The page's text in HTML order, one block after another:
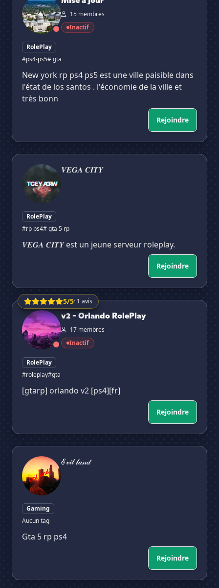
15 membres
Inactif
RolePlay
#ps4-ps5# gta
New york rp ps4 ps5 est une ville paisible dans
l'état de los santos . l'économie de la ville et
très bonn
Rejoindre
𝑽𝑬𝑮𝑨 𝑪𝑰𝑻𝒀
𝑽𝑬𝑮𝑨 𝑪𝑰𝑻𝒀
RolePlay
#rp ps4# gta 5 rp
𝑽𝑬𝑮𝑨 𝑪𝑰𝑻𝒀 est un jeune serveur roleplay.
Rejoindre
5/5· 1 avis
v2 - Orlando RolePlay
v2 - Orlando RolePlay
17 membres
Inactif
RolePlay
#roleplay#gta
[gtarp] orlando v2 [ps4][fr]
Rejoindre
ℰ𝓋𝒾𝓁 𝓁𝒶𝓃𝒹
ℰ𝓋𝒾𝓁 𝓁𝒶𝓃𝒹
Gaming
Aucun tag
Gta 5 rp ps4
Rejoindre